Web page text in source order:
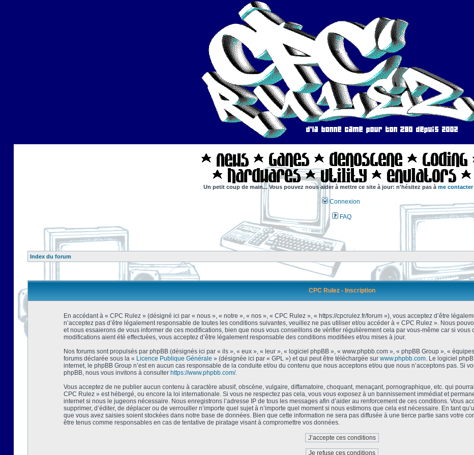
Un petit coup de main... Vous pouvez nous aider à mettre ce site à jour: n'hésitez pas à me
Connexion
FAQ
Index du forum
CPC Rulez - Inscription
En accédant à « CPC Rulez » (désigné ici par « nous », « notre », « nos », « CPC Rulez », « https://cpcrulez.fr/forum »), vous acceptez d’être
n’acceptez pas d’être légalement responsable de toutes les conditions suivantes, veuillez ne pas utiliser et/ou accéder à « CPC Rulez ». Nous
et nous essaierons de vous informer de ces modifications, bien que nous vous conseillons de vérifier régulièrement cela par vous-même car si
modifications aient été effectuées, vous acceptez d’être légalement responsable des conditions modifiées et/ou mises à jour.
Nos forums sont propulsés par phpBB (désignés ici par « ils », « eux », « leur », « logiciel phpBB », « www.phpbb.com », « phpBB Group », «
forums déclarée sous la « Licence Publique Générale » (désignée ici par « GPL ») et qui peut être téléchargée sur www.phpbb.com. Le logiciel
internet, le phpBB Group n’est en aucun cas responsable de la conduite et/ou du contenu que nous acceptons et/ou que nous n’acceptons pas. Si
phpBB, nous vous invitons à consulter https://www.phpbb.com/.
Vous acceptez de ne publier aucun contenu à caractère abusif, obscène, vulgaire, diffamatoire, choquant, menaçant, pornographique, etc. qui
CPC Rulez » est hébergé, ou encore la loi internationale. Si vous ne respectez pas cela, vous vous exposez à un bannissement immédiat et
internet si nous le jugeons nécessaire. Nous enregistrons l’adresse IP de tous les messages afin d’aider au renforcement de ces conditions. Vous
supprimer, d’éditer, de déplacer ou de verrouiller n’importe quel sujet à n’importe quel moment si nous estimons que cela est nécessaire. En tant
que vous avez saisies soient stockées dans notre base de données. Bien que cette information ne sera pas diffusée à une tierce partie sans votre
être tenus comme responsables en cas de tentative de piratage visant à compromettre vos données.